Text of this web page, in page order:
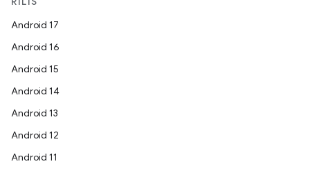
Android 17
Android 16
Android 15
Android 14
Android 13
Android 12
Android 11